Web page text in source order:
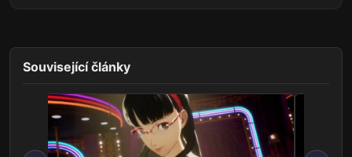
Související články